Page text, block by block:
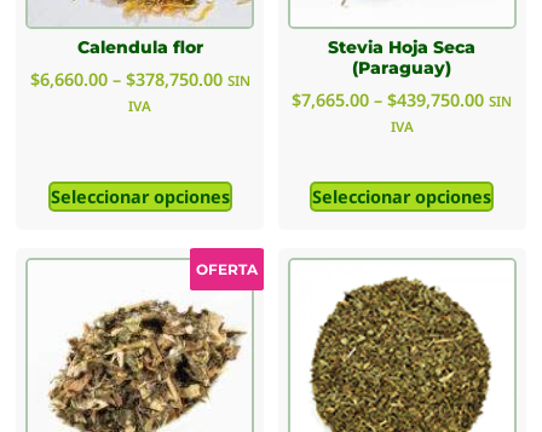
Calendula flor
$6,660.00 – $378,750.00 SIN
IVA
Seleccionar opciones
Stevia Hoja Seca
(Paraguay)
$7,665.00 – $439,750.00 SIN
IVA
Seleccionar opciones
OFERTA